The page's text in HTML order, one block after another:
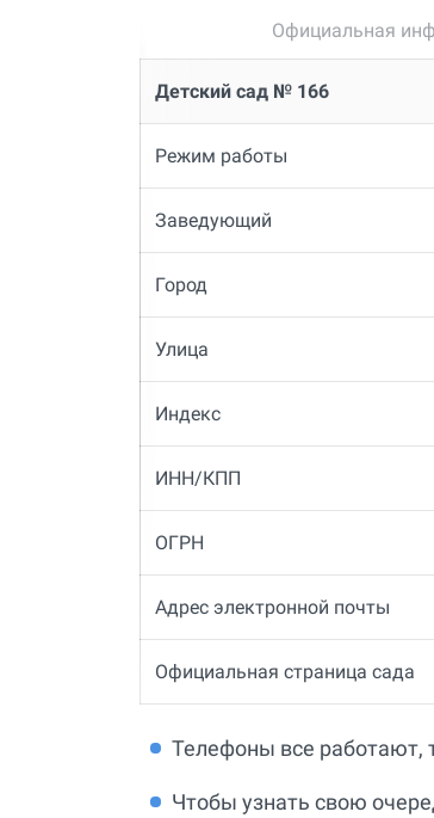
Официальная
Детский сад № 166
Режим работы
Заведующий
Город
Улица
Индекс
ИНН/КПП
ОГРН
Адрес электронной почты
Официальная страница сада
Телефоны все работают,
Чтобы узнать свою